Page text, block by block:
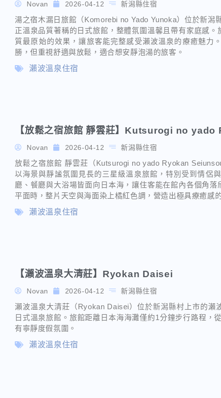
Novan 2026-04-12 新潟縣住宿
湯之宿木漏日旅館（Komorebi no Yado Yunoka）位於新潟
正溫泉品質著稱的日式旅館，整體氛圍溫馨且帶有家庭感
質最原始的效果，讓旅客能完整感受瀨波溫泉的療癒魅力
勝，但重視舒適與放鬆，適合想安靜泡湯的旅客。
瀨波溫泉住宿
【放鬆之宿旅館 靜雲莊】Kutsurogi no
Novan 2026-04-12 新潟縣住宿
放鬆之宿旅館 靜雲莊（Kutsurogi no yado Ryokan
以海景與靜謐氛圍見長的三星級溫泉旅館，特別受到情侶
廳、餐廳與大浴場皆面向日本海，讓住客能在館內各個角
平面時，整片天空與海面染上橘紅色調，營造出極具療癒感
瀨波溫泉住宿
【瀨波溫泉大清莊】Ryokan Daisei
Novan 2026-04-12 新潟縣住宿
瀨波溫泉大清莊（Ryokan Daisei）位於新潟縣村上市的瀨
日式溫泉旅館。旅館距離日本海海灘僅約1分鐘步行路程，
有寧靜度假氛圍。
瀨波溫泉住宿